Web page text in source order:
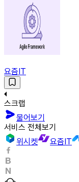
요즘IT
스크랩
물어보기
서비스 전체보기
위시켓
요즘IT